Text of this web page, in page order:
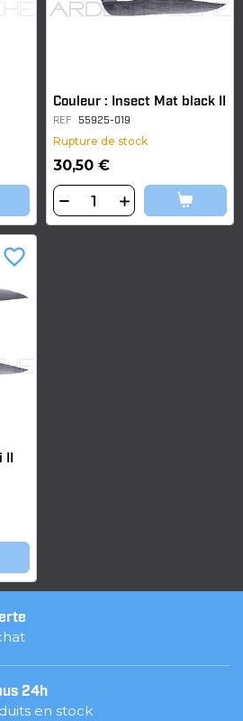
Couleur : Insect Mat black II
REF 55925-019
Rupture de stock
30,50 €
II
favorite_border
24h
en stock